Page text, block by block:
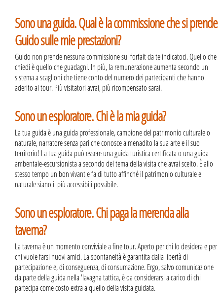
Sono una guida. Qual è la commissione che si prende
Guido sulle mie prestazioni?
Guido non prende nessuna commissione sul forfait da te indicatoci. Quello che
chiedi è quello che guadagni. In più, la remunerazione aumenta secondo un
sistema a scaglioni che tiene conto del numero dei partecipanti che hanno
aderito al tour. Più visitatori avrai, più ricompensato sarai.
Sono un esploratore. Chi è la mia guida?
La tua guida è una guida professionale, campione del patrimonio culturale o
naturale, narratore senza pari che conosce a menadito la sua arte e il suo
territorio! La tua guida può essere una guida turistica certificata o una guida
ambentale-escursionista a secondo del tema della visita che avrai scelto. È allo
stesso tempo un bon vivant e fa di tutto affinché il patrimonio culturale e
naturale siano il più accessibili possibile.
Sono un esploratore. Chi paga la merenda alla
taverna?
La taverna è un momento conviviale a fine tour. Aperto per chi lo desidera e per
chi vuole farsi nuovi amici. La spontaneità è garantita dalla libertà di
partecipazione e, di conseguenza, di consumazione. Ergo, salvo comunicazione
da parte della guida nella 'lavagna tattica, è da considerarsi a carico di chi
partecipa come costo extra a quello della visita guidata.